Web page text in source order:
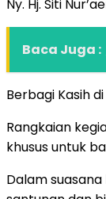
Ny. Hj. Siti
Baca Juga :
Berbagi Kasih
Rangkaian
khusus untuk
Dalam